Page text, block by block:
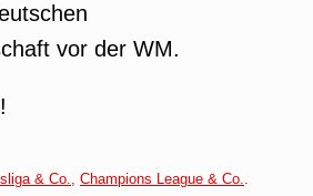
vor der WM.
& Co. Champions League & Co.